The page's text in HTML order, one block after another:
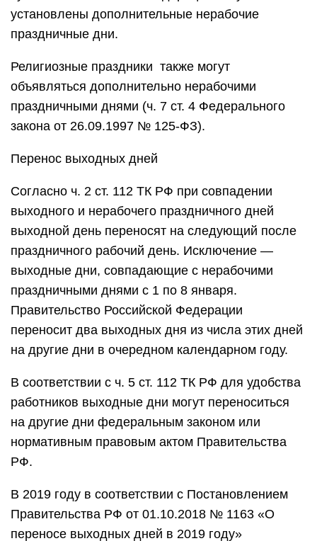
установлены дополнительные нерабочие
праздничные дни.
Религиозные праздники также могут
объявляться дополнительно нерабочими
праздничными днями (ч. 7 ст. 4 Федерального
закона от 26.09.1997 № 125-ФЗ).
Перенос выходных дней
Согласно ч. 2 ст. 112 ТК РФ при совпадении
выходного и нерабочего праздничного дней
выходной день переносят на следующий после
праздничного рабочий день. Исключение —
выходные дни, совпадающие с нерабочими
праздничными днями с 1 по 8 января.
Правительство Российской Федерации
переносит два выходных дня из числа этих дней
на другие дни в очередном календарном году.
В соответствии с ч. 5 ст. 112 ТК РФ для удобства
работников выходные дни могут переноситься
на другие дни федеральным законом или
нормативным правовым актом Правительства
РФ.
В 2019 году в соответствии с Постановлением
Правительства РФ от 01.10.2018 № 1163 «О
переносе выходных дней в 2019 году»